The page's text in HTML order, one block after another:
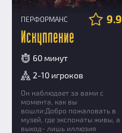
ПЕРФОРМАНС 9.9
Искупление
60 минут
2-10 игроков
Он наблюдает за вами с
момента, как вы
вошли:Добро пожаловать в
музей, где экспонаты живы, а
выход- лишь иллюзия